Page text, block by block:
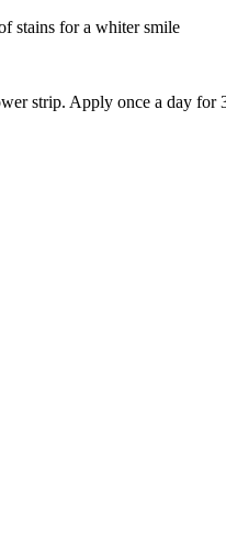
stains for a whiter smile
strip. Apply once a day for